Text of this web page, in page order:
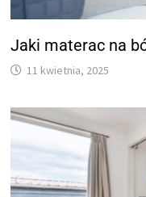
Jaki materac na
11 kwietnia, 2025